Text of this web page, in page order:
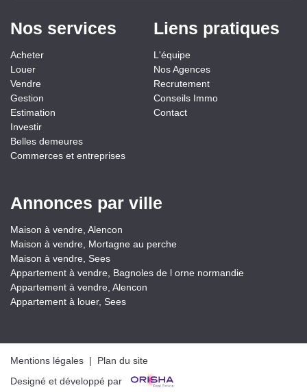
Nos services
Acheter
Louer
Vendre
Gestion
Estimation
Investir
Belles demeures
Commerces et entreprises
Liens pratiques
L'équipe
Nos Agences
Recrutement
Conseils Immo
Contact
Annonces par ville
Maison à vendre, Alencon
Maison à vendre, Mortagne au perche
Maison à vendre, Sees
Appartement à vendre, Bagnoles de l orne normandie
Appartement à vendre, Alencon
Appartement à louer, Sees
Mentions légales | Plan du site
Designé et développé par